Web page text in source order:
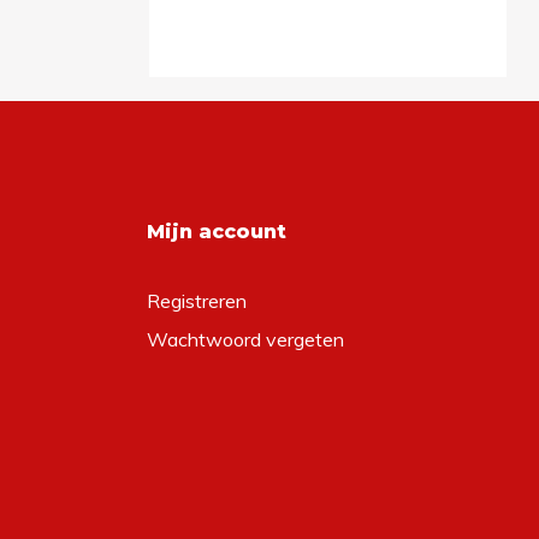
Mijn account
Registreren
Wachtwoord vergeten